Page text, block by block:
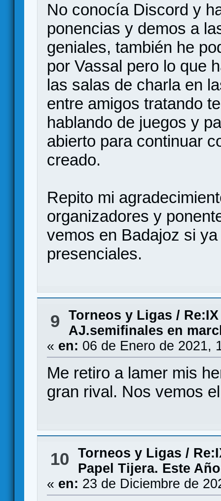
No conocía Discord y
ponencias y demos a
geniales, también he
por Vassal pero lo que
las salas de charla en
entre amigos tratando
hablando de juegos y
abierto para continuar
creado.
Repito mi
organizadores y
vemos en Badajoz si
presenciales.
9 Torneos y Ligas /
AJ.semifinales en
« en: 06 de Enero de 2021,
Me retiro a lamer mis
gran rival. Nos vemos
10 Torneos y Ligas /
Papel Tijera. Este
« en: 23 de Diciembre de